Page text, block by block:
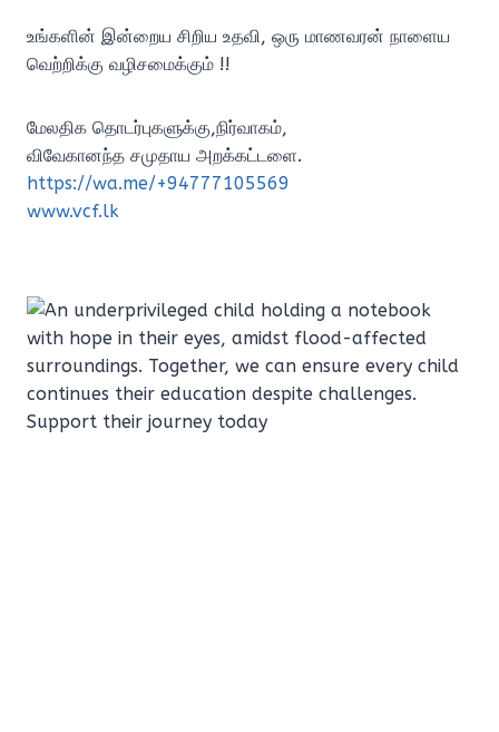
உங்களின் இன்றைய சிறிய உதவி, ஒரு மாணவரன் நாளைய
வெற்றிக்கு வழிசமைக்கும் !!
மேலதிக தொடர்புகளுக்கு,நிர்வாகம்,
விவேகானந்த சமுதாய அறக்கட்டளை.
https://wa.me/+94777105569
www.vcf.lk